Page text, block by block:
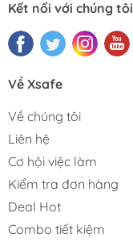
Kết nối với chúng tôi
Về Xsafe
Về chúng tôi
Liên hệ
Cơ hội việc làm
Kiểm tra đơn hàng
Deal Hot
Combo tiết kiệm